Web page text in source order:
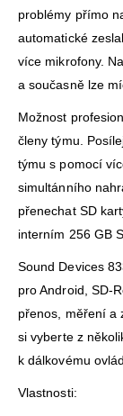
problémy přímo
automatické
více mikrofony.
a současně lze
Možnost
členy týmu.
týmu s pomocí
simultánního
přenechat SD
interním 256 GB
Sound Devices
pro Android, SD-
přenos, měření a
si vyberte z
k dálkovému
Vlastnosti: